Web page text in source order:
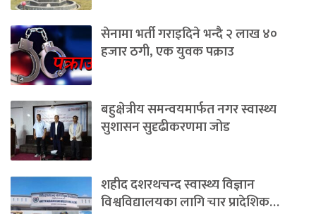
सेनामा भर्ती गराइदिने भन्दै २ लाख ४०
हजार ठगी, एक युवक पक्राउ
बहुक्षेत्रीय समन्वयमार्फत नगर स्वास्थ्य
सुशासन सुदृढीकरणमा जोड
शहीद दशरथचन्द स्वास्थ्य विज्ञान
विश्वविद्यालयका लागि चार प्रादेशिक…